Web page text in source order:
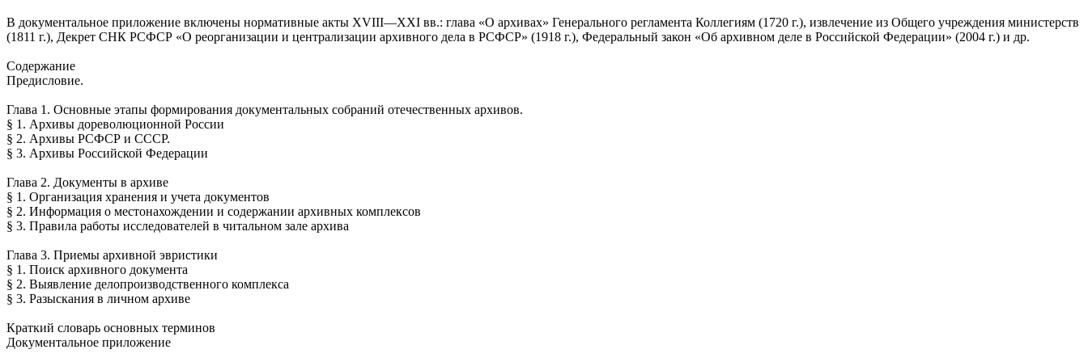
В документальное приложение включены нормативные акты XVIII—XXI вв.: глава «О архивах» Генерального регламента Коллегиям (1720 г.), извлечение из Общего учреждения министерств
(1811 г.), Декрет СНК РСФСР «О реорганизации и централизации архивного дела в РСФСР» (1918 г.), Федеральный закон «Об архивном деле в Российской Федерации» (2004 г.) и др.
Содержание
Предисловие.
Глава 1. Основные этапы формирования документальных собраний отечественных архивов.
§ 1. Архивы дореволюционной России
§ 2. Архивы РСФСР и СССР.
§ 3. Архивы Российской Федерации
Глава 2. Документы в архиве
§ 1. Организация хранения и учета документов
§ 2. Информация о местонахождении и содержании архивных комплексов
§ 3. Правила работы исследователей в читальном зале архива
Глава 3. Приемы архивной эвристики
§ 1. Поиск архивного документа
§ 2. Выявление делопроизводственного комплекса
§ 3. Разыскания в личном архиве
Краткий словарь основных терминов
Документальное приложение